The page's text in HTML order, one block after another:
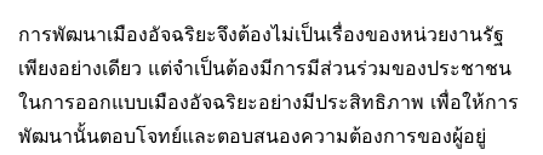
การพัฒนาเมืองอัจฉริยะจึงต้องไม่เป็นเรื่องของหน่วยงานรัฐ
เพียงอย่างเดียว แต่จำเป็นต้องมีการมีส่วนร่วมของประชาชน
ในการออกแบบเมืองอัจฉริยะอย่างมีประสิทธิภาพ เพื่อให้การ
พัฒนานั้นตอบโจทย์และตอบสนองความต้องการของผู้อยู่